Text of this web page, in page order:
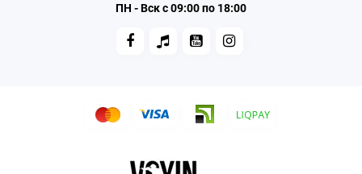
ПН - Вск с 09:00 по 18:00